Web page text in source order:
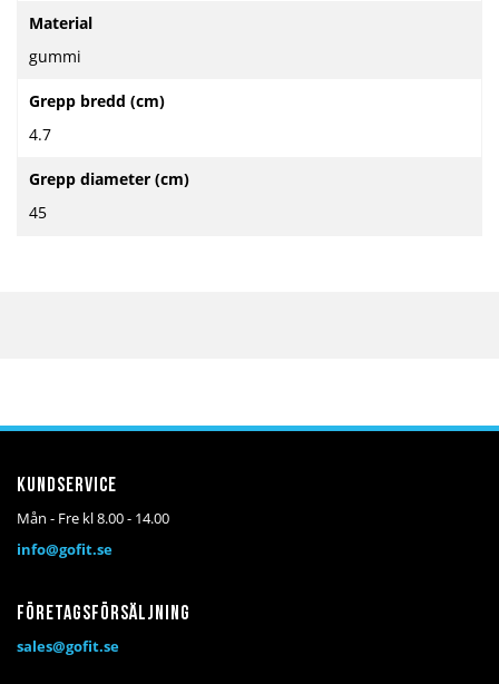
Material
gummi
Grepp bredd (cm)
4.7
Grepp diameter (cm)
45
Kundservice
Mån - Fre kl 8.00 - 14.00
info@gofit.se
Företagsförsäljning
sales@gofit.se